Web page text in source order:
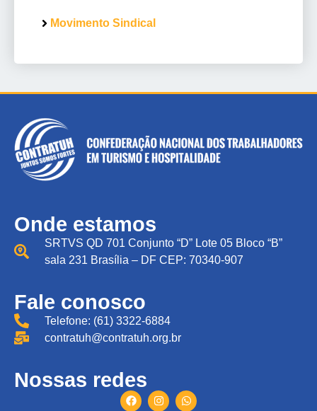
Movimento Sindical
Onde estamos
SRTVS QD 701 Conjunto “D” Lote 05 Bloco “B”
sala 231 Brasília – DF CEP: 70340-907
Fale conosco
Telefone: (61) 3322-6884
contratuh@contratuh.org.br
Nossas redes